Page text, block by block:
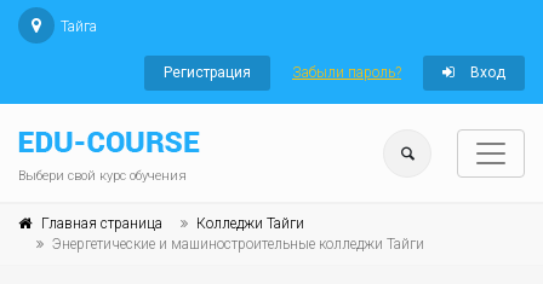
Тайга
Регистрация Забыли пароль? Вход
Выбери свой курс обучения
Главная страница
Колледжи Тайги
Энергетические и машиностроительные колледжи Тайги